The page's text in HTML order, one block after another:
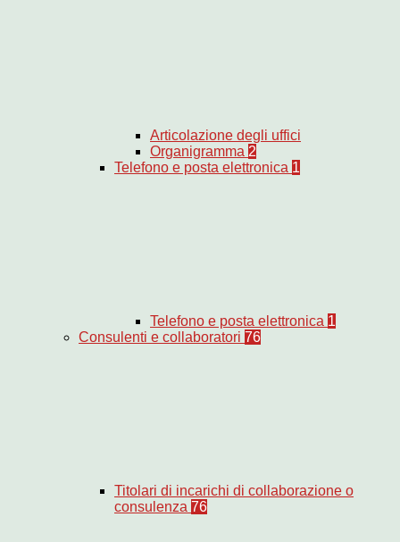
Articolazione degli uffici
Organigramma 2
Telefono e posta elettronica 1
Telefono e posta elettronica 1
Consulenti e collaboratori 76
Titolari di incarichi di collaborazione o
consulenza 76